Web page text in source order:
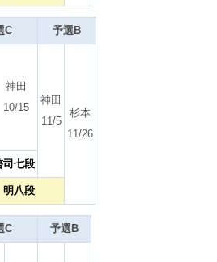
C 予選B
神田
10/15
神田
11/5
杉本
11/26
七段
八段
C 予選B